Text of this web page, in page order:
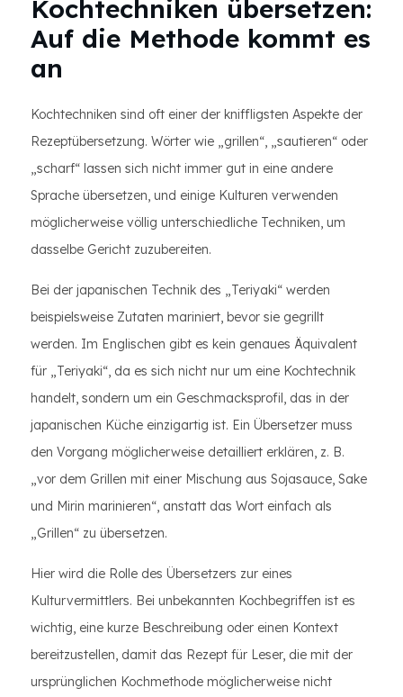
Kochtechniken übersetzen:
Auf die Methode kommt es
an
Kochtechniken sind oft einer der kniffligsten Aspekte der
Rezeptübersetzung. Wörter wie „grillen“, „sautieren“ oder
„scharf“ lassen sich nicht immer gut in eine andere
Sprache übersetzen, und einige Kulturen verwenden
möglicherweise völlig unterschiedliche Techniken, um
dasselbe Gericht zuzubereiten.
Bei der japanischen Technik des „Teriyaki“ werden
beispielsweise Zutaten mariniert, bevor sie gegrillt
werden. Im Englischen gibt es kein genaues Äquivalent
für „Teriyaki“, da es sich nicht nur um eine Kochtechnik
handelt, sondern um ein Geschmacksprofil, das in der
japanischen Küche einzigartig ist. Ein Übersetzer muss
den Vorgang möglicherweise detailliert erklären, z. B.
„vor dem Grillen mit einer Mischung aus Sojasauce, Sake
und Mirin marinieren“, anstatt das Wort einfach als
„Grillen“ zu übersetzen.
Hier wird die Rolle des Übersetzers zur eines
Kulturvermittlers. Bei unbekannten Kochbegriffen ist es
wichtig, eine kurze Beschreibung oder einen Kontext
bereitzustellen, damit das Rezept für Leser, die mit der
ursprünglichen Kochmethode möglicherweise nicht